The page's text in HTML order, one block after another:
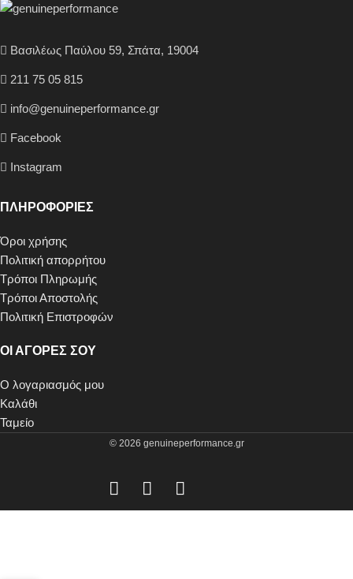
Βασιλέως Παύλου 59, Σπάτα, 19004
211 75 05 815
info@genuineperformance.gr
Facebook
Instagram
ΠΛΗΡΟΦΟΡΙΕΣ
Όροι χρήσης
Πολιτική απορρήτου
Τρόποι Πληρωμής
Τρόποι Αποστολής
Πολιτική Επιστροφών
ΟΙ ΑΓΟΡΕΣ ΣΟΥ
Ο λογαριασμός μου
Καλάθι
Ταμείο
© 2026 genuineperformance.gr